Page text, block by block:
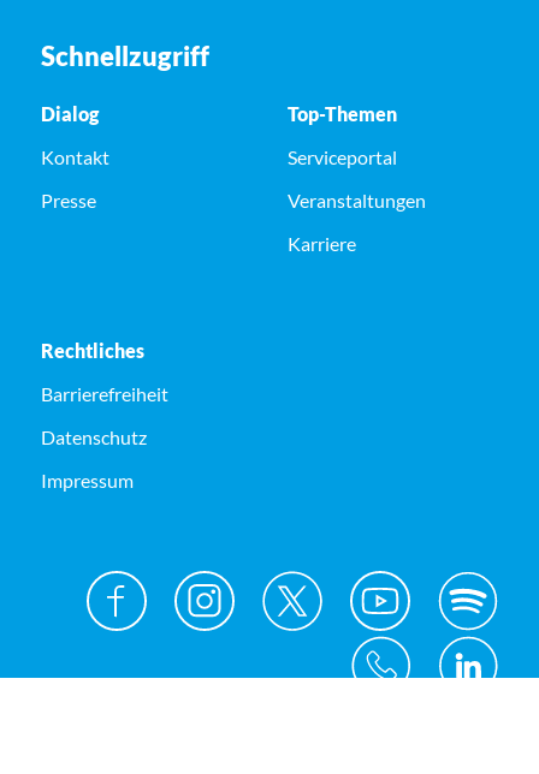
Schnellzugriff
Dialog
Kontakt
Presse
Top-Themen
Serviceportal
Veranstaltungen
Karriere
Rechtliches
Barrierefreiheit
Datenschutz
Impressum